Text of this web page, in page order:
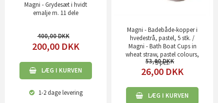
Magni - Grydesæt i hvidt
emalje m. 11 dele
400,00
200,00 DKK
LÆG I KURVEN
1-2 dagelevering
Magni - Badebåde-kopper i
hvedestrå, pastel, 5 stk. /
Magni - Bath Boat Cups in
wheat straw, pastel colours,
5 pcs.
53,00
26,00 DKK
LÆG I KURVEN